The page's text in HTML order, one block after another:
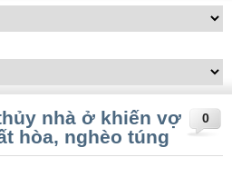
0
nhà ở khiến vợ
hòa, nghèo túng